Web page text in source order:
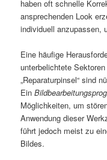
haben oft schnelle
ansprechenden Look
individuell anzupassen,
Eine häufige
unterbelichtete
„Reparaturpinsel“ sind
Ein
Möglichkeiten, um
Anwendung dieser
führt jedoch meist zu
Bildes.